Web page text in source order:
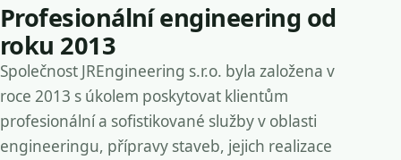
Profesionální engineering od
roku 2013
Společnost JREngineering s.r.o. byla založena v
roce 2013 s úkolem poskytovat klientům
profesionální a sofistikované služby v oblasti
engineeringu, přípravy staveb, jejich realizace